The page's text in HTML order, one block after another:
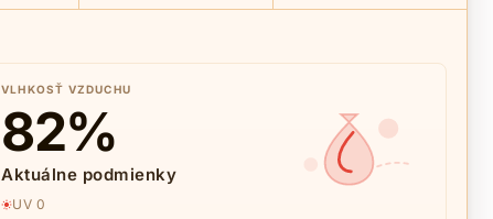
VLHKOSŤ VZDUCHU
82%
Aktuálne podmienky
UV 0